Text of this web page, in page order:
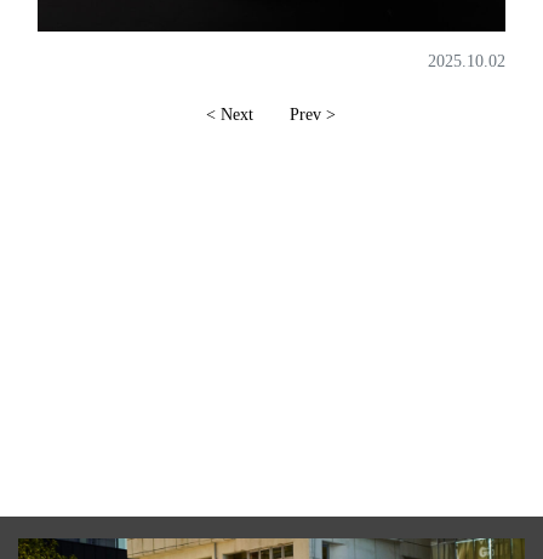
2025.10.02
< Next Prev >